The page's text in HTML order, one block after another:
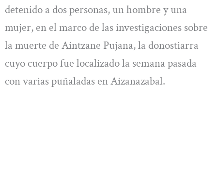
detenido a dos personas, un hombre y una
mujer, en el marco de las investigaciones sobre
la muerte de Aintzane Pujana, la donostiarra
cuyo cuerpo fue localizado la semana pasada
con varias puñaladas en Aizanazabal.